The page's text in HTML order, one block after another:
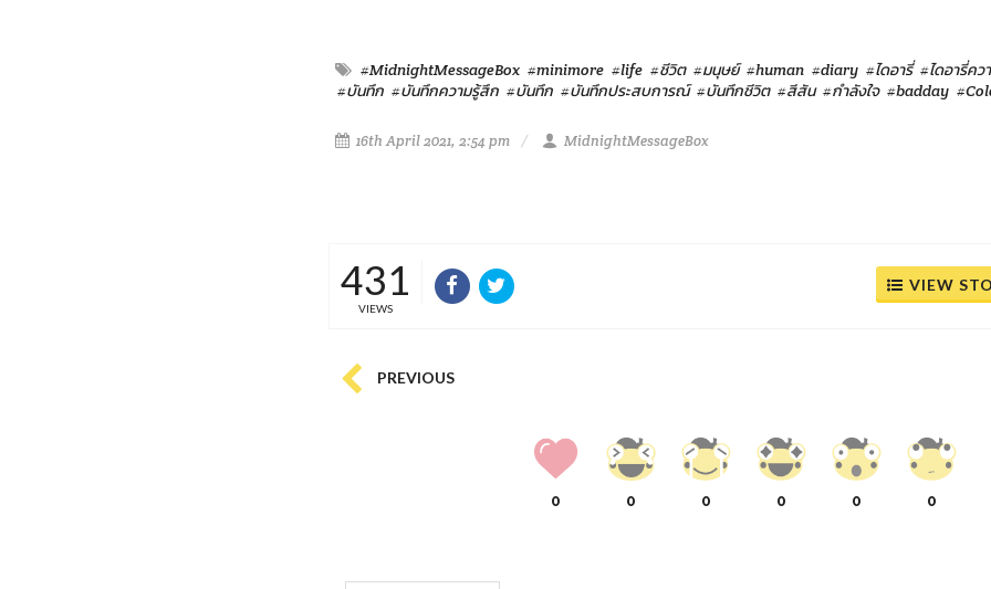
#MidnightMessageBox #minimore #life #ชีวิต #มนุษย์ #human #diary #ไดอารี่ #ไดอารี่คว
#บันทึก #บันทึกความรู้สึก #บันทึก #บันทึกประสบการณ์ #บันทึกชีวิต #สีสัน #กำลังใจ #badday
16th April 2021, 2:54 pm MidnightMessageBox
431
VIEWS
VIEW
PREVIOUS
0 0 0 0 0 0